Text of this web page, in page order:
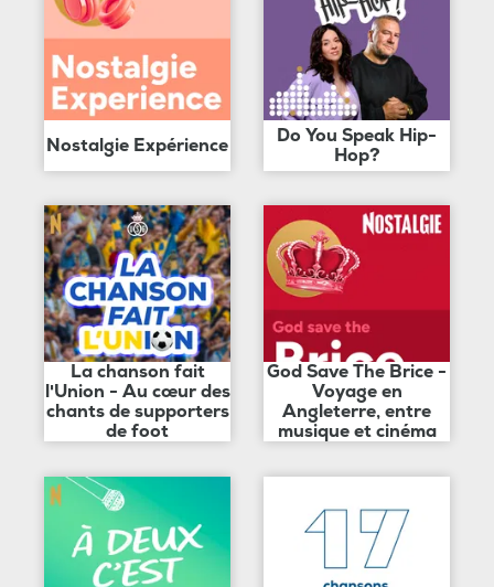
Nostalgie Expérience
Do You Speak Hip-
Hop?
La chanson fait
l'Union - Au cœur des
chants de supporters
de foot
God Save The Brice -
Voyage en
Angleterre, entre
musique et cinéma